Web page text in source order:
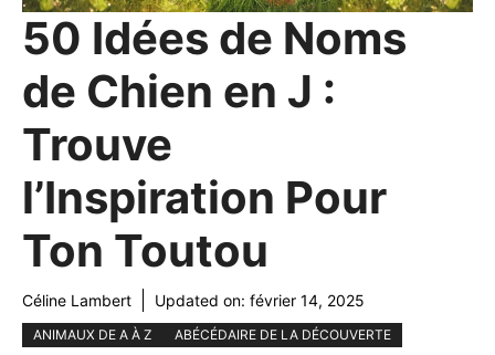
50 Idées de Noms
de Chien en J :
Trouve
l’Inspiration Pour
Ton Toutou
Céline Lambert Updated on: février 14, 2025
ANIMAUX DE A À Z ABÉCÉDAIRE DE LA DÉCOUVERTE